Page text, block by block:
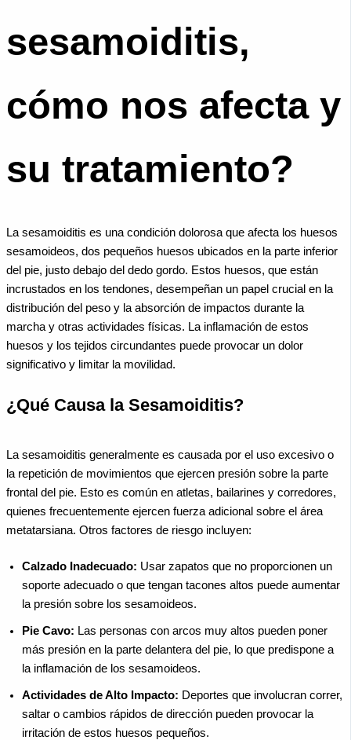
sesamoiditis,
cómo nos afecta y
su tratamiento?
La sesamoiditis es una condición dolorosa que afecta los huesos
sesamoideos, dos pequeños huesos ubicados en la parte inferior
del pie, justo debajo del dedo gordo. Estos huesos, que están
incrustados en los tendones, desempeñan un papel crucial en la
distribución del peso y la absorción de impactos durante la
marcha y otras actividades físicas. La inflamación de estos
huesos y los tejidos circundantes puede provocar un dolor
significativo y limitar la movilidad.
¿Qué Causa la Sesamoiditis?
La sesamoiditis generalmente es causada por el uso excesivo o
la repetición de movimientos que ejercen presión sobre la parte
frontal del pie. Esto es común en atletas, bailarines y corredores,
quienes frecuentemente ejercen fuerza adicional sobre el área
metatarsiana. Otros factores de riesgo incluyen:
Calzado Inadecuado: Usar zapatos que no proporcionen un
soporte adecuado o que tengan tacones altos puede aumentar
la presión sobre los sesamoideos.
Pie Cavo: Las personas con arcos muy altos pueden poner
más presión en la parte delantera del pie, lo que predispone a
la inflamación de los sesamoideos.
Actividades de Alto Impacto: Deportes que involucran correr,
saltar o cambios rápidos de dirección pueden provocar la
irritación de estos huesos pequeños.